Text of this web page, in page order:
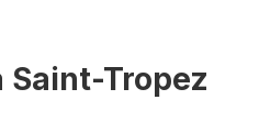
Saint-Tropez